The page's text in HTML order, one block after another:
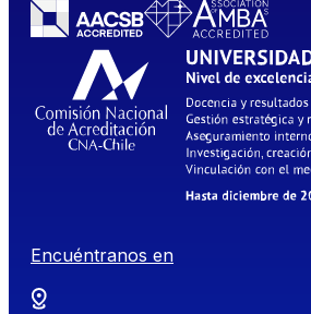
Encuéntranos en